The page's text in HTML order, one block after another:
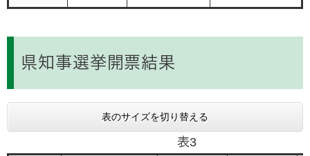
県知事選挙開票結果
表のサイズを切り替える
表3